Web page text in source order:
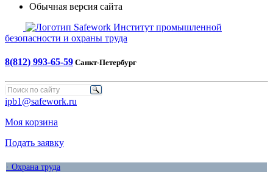
Обычная версия сайта
Safework Институт промышленной
безопасности и охраны труда
8(812) 993-65-59 Санкт-Петербург
ipb1@safework.ru
Моя корзина
Подать заявку
· Охрана труда